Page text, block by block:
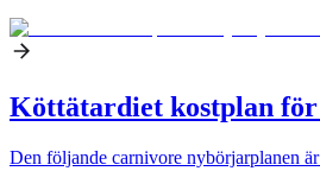
Köttätardiet kostplan
Den följande carnivore nybörjarplanen